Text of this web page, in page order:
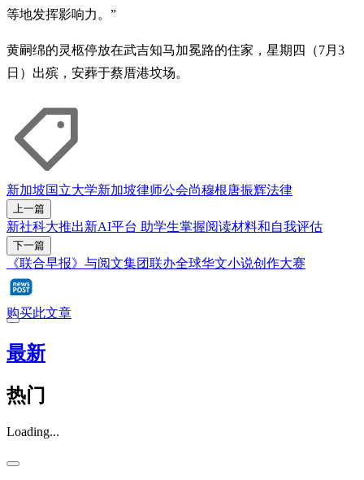
等地发挥影响力。”
黄嗣绵的灵柩停放在武吉知马加冕路的住家，星期四（7月3
日）出殡，安葬于蔡厝港坟场。
新加坡国立大学新加坡律师公会尚穆根唐振辉法律
上一篇
新社科大推出新AI平台 助学生掌握阅读材料和自我评估
下一篇
《联合早报》与阅文集团联办全球华文小说创作大赛
购买此文章
最新
热门
Loading...